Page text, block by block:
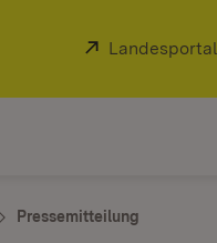
Extern:
Landesportal
Pressemitteilung